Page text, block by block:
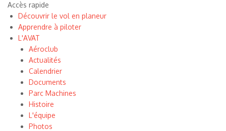
Accès rapide
Découvrir le vol en planeur
Apprendre à piloter
L'AVAT
Aéroclub
Actualités
Calendrier
Documents
Parc Machines
Histoire
L'équipe
Photos